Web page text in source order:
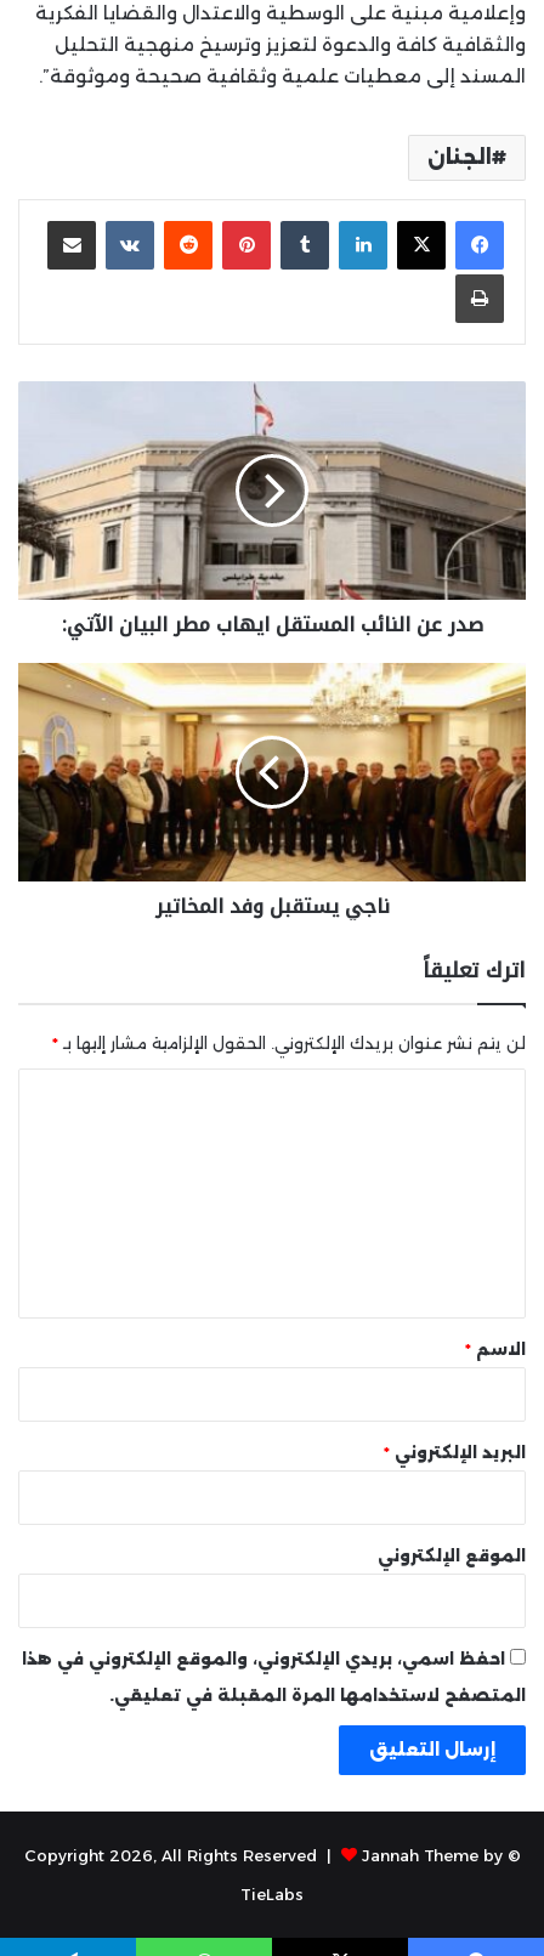
وإعلامية مبنية على الوسطية والاعتدال والقضايا الفكرية
والثقافية كافة والدعوة لتعزيز وترسيخ منهجية التحليل
المسند إلى معطيات علمية وثقافية صحيحة وموثوقة”.
الجنان
لينكدإن بينتيريست مشاركة عبر البريد
طباعة
صدر عن النائب المستقل ايهاب مطر البيان الآتي:
ناجي يستقبل وفد المخاتير
اترك تعليقاً
لن يتم نشر عنوان بريدك الإلكتروني. الحقول الإلزامية مشار إليها بـ*
* الاسم *
البريد الإلكتروني *
الموقع الإلكتروني
احفظ اسمي، بريدي الإلكتروني، والموقع الإلكتروني في هذا
المتصفح لاستخدامها المرة المقبلة في تعليقي.
© Copyright 2026, All Rights Reserved |
Jannah Theme by
TieLabs